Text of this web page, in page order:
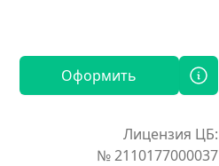
Оформить
Лицензия ЦБ:
№ 2110177000037